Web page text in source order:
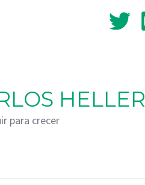
HELLER
para crecer